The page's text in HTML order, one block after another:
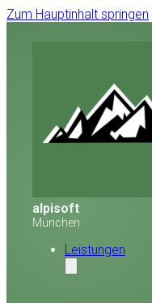
Zum Hauptinhalt springen
alpisoft
München
Leistungen